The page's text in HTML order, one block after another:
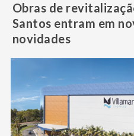
Obras de
Santos entram em
novidades